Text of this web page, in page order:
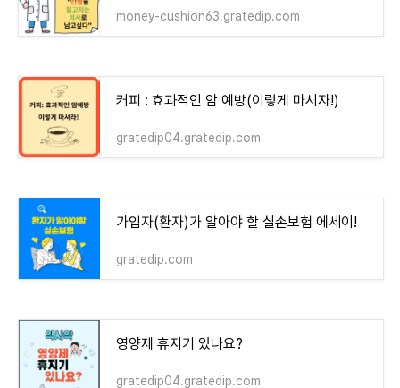
money-cushion63.gratedip.com
커피 : 효과적인 암 예방(이렇게 마시자!)
gratedip04.gratedip.com
가입자(환자)가 알아야 할 실손보험 에세이!
gratedip.com
영양제 휴지기 있나요?
gratedip04.gratedip.com